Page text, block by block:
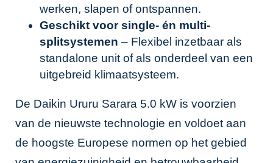
werken, slapen of ontspannen.
Geschikt voor single- én multi-
splitsystemen – Flexibel inzetbaar als
standalone unit of als onderdeel van een
uitgebreid klimaatsysteem.
De Daikin Ururu Sarara 5.0 kW is voorzien
van de nieuwste technologie en voldoet aan
de hoogste Europese normen op het gebied